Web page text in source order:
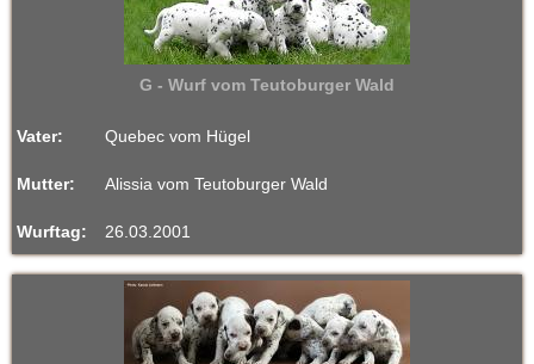
G - Wurf vom Teutoburger Wald
Vater: Quebec vom Hügel
Mutter: Alissia vom Teutoburger Wald
Wurftag: 26.03.2001